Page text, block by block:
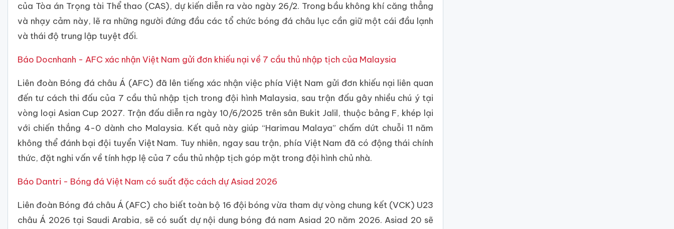
của Tòa án Trọng tài Thể thao (CAS), dự kiến diễn ra vào ngày 26/2. Trong bầu không khí căng thẳng
và nhạy cảm này, lẽ ra những người đứng đầu các tổ chức bóng đá châu lục cần giữ một cái đầu lạnh
và thái độ trung lập tuyệt đối.
Báo Docnhanh - AFC xác nhận Việt Nam gửi đơn khiếu nại về 7 cầu thủ nhập tịch của Malaysia
Liên đoàn Bóng đá châu Á (AFC) đã lên tiếng xác nhận việc phía Việt Nam gửi đơn khiếu nại liên quan
đến tư cách thi đấu của 7 cầu thủ nhập tịch trong đội hình Malaysia, sau trận đấu gây nhiều chú ý tại
vòng loại Asian Cup 2027. Trận đấu diễn ra ngày 10/6/2025 trên sân Bukit Jalil, thuộc bảng F, khép lại
với chiến thắng 4-0 dành cho Malaysia. Kết quả này giúp “Harimau Malaya” chấm dứt chuỗi 11 năm
không thể đánh bại đội tuyển Việt Nam. Tuy nhiên, ngay sau trận, phía Việt Nam đã có động thái chính
thức, đặt nghi vấn về tính hợp lệ của 7 cầu thủ nhập tịch góp mặt trong đội hình chủ nhà.
Báo Dantri - Bóng đá Việt Nam có suất đặc cách dự Asiad 2026
Liên đoàn Bóng đá châu Á (AFC) cho biết toàn bộ 16 đội bóng vừa tham dự vòng chung kết (VCK) U23
châu Á 2026 tại Saudi Arabia, sẽ có suất dự nội dung bóng đá nam Asiad 20 năm 2026. Asiad 20 sẽ